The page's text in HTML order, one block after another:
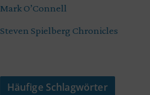
Mark O’Connell
Steven Spielberg Chronicles
Häufige Schlagwörter